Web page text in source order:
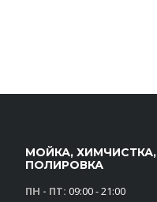
МОЙКА, ХИМЧИСТКА,
ПОЛИРОВКА
ПН - ПТ: 09:00 - 21:00